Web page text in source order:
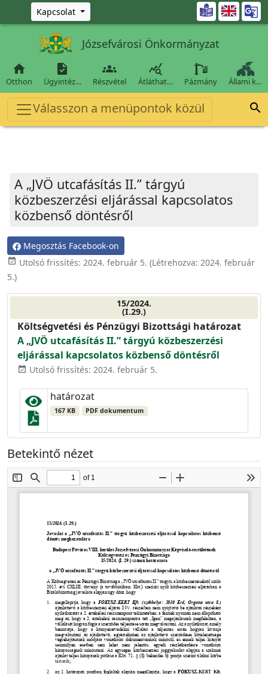
Ugrás a fő tartalomra
Kapcsolat 
Józsefvárosi Önkormányzat

Otthon

Ügyintéz…

Részvétel

Átláthat… Pázmány Állami k…
Válasszon a menüpontok közül 
A „JVÖ utcafásítás II.” tárgyú
közbeszerzési eljárással kapcsolatos
közbenső döntésről
Megosztás Facebook-on
event_available Utolsó frissítés: 2024. február 5. (Létrehozva: 2024. február
5.)
15/2024.
(I.29.)
Költségvetési és Pénzügyi Bizottsági határozat
A „JVÖ utcafásítás II.” tárgyú közbeszerzési
eljárással kapcsolatos közbenső döntésről
event_available Utolsó frissítés: 2024. február 5.
határozat
167 KB PDF dokumentum
Betekintő nézet